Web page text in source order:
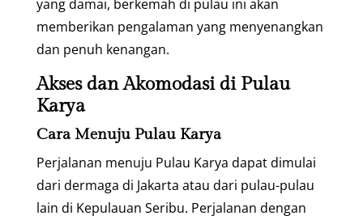
yang damai, berkemah di pulau ini akan
memberikan pengalaman yang menyenangkan
dan penuh kenangan.
Akses dan Akomodasi di Pulau
Karya
Cara Menuju Pulau Karya
Perjalanan menuju Pulau Karya dapat dimulai
dari dermaga di Jakarta atau dari pulau-pulau
lain di Kepulauan Seribu. Perjalanan dengan